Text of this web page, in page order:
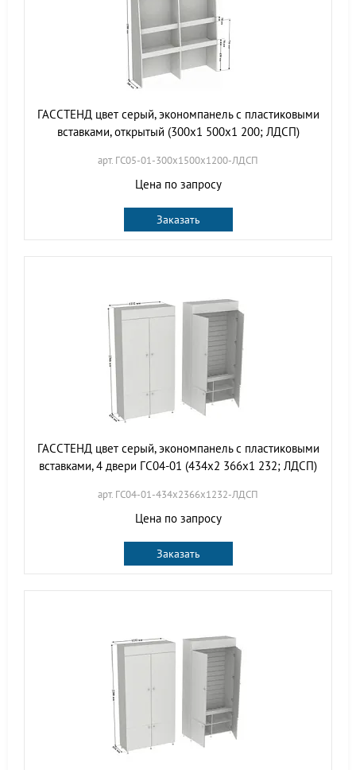
ГАССТЕНД цвет серый, экономпанель с пластиковыми
вставками, открытый (300х1 500х1 200; ЛДСП)
арт. ГС05-01-300х1500х1200-ЛДСП
Цена по запросу
Заказать
ГАССТЕНД цвет серый, экономпанель с пластиковыми
вставками, 4 двери ГС04-01 (434х2 366х1 232; ЛДСП)
арт. ГС04-01-434х2366х1232-ЛДСП
Цена по запросу
Заказать